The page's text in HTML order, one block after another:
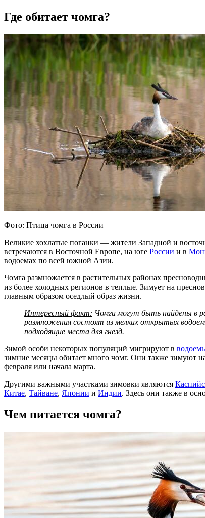
Где обитает чомга?
Фото: Птица чомга в России
Великие хохлатые поганки — жители Западной и
встречаются в Восточной Европе, на юге России и в
водоемах по всей южной Азии.
Чомга размножается в растительных районах
из более холодных регионов в теплые. Зимует на
главным образом оседлый образ жизни.
Интересный факт: Чомги могут быть найдены в
размножения состоят из мелких открытых
подходящие места для гнезд.
Зимой особи некоторых популяций мигрируют в
зимние месяцы обитает много чомг. Они также зимуют
февраля или начала марта.
Другими важными участками зимовки являются
Китае, Тайване, Японии и Индии. Здесь они также в
Чем питается чомга?